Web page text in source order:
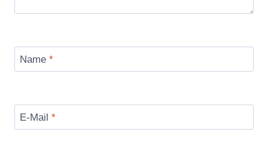
Name *
E-Mail *